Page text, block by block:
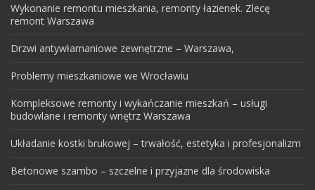
Wykonanie remontu mieszkania, remonty łazienek. Zlecę
remont Warszawa
Drzwi antywłamaniowe zewnętrzne – Warszawa,
Problemy mieszkaniowe we Wrocławiu
Kompleksowe remonty i wykańczanie mieszkań – usługi
budowlane i remonty wnętrz Warszawa
Układanie kostki brukowej – trwałość, estetyka i profesjonalizm
Betonowe szambo – szczelne i przyjazne dla środowiska